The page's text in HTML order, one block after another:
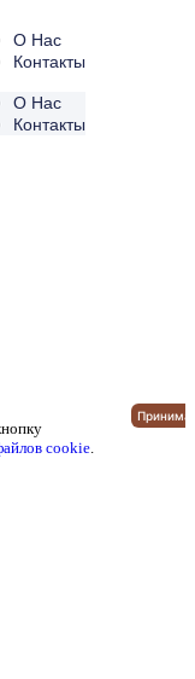
О Нас
Контакты
О Нас
Контакты
cookie.